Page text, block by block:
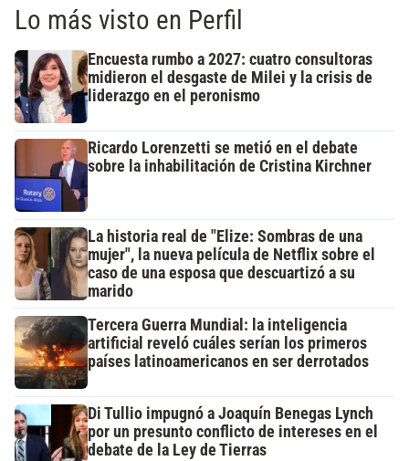
Lo más visto en Perfil
Encuesta rumbo a 2027: cuatro consultoras
midieron el desgaste de Milei y la crisis de
liderazgo en el peronismo
Ricardo Lorenzetti se metió en el debate
sobre la inhabilitación de Cristina Kirchner
La historia real de "Elize: Sombras de una
mujer", la nueva película de Netflix sobre el
caso de una esposa que descuartizó a su
marido
Tercera Guerra Mundial: la inteligencia
artificial reveló cuáles serían los primeros
países latinoamericanos en ser derrotados
Di Tullio impugnó a Joaquín Benegas Lynch
por un presunto conflicto de intereses en el
debate de la Ley de Tierras